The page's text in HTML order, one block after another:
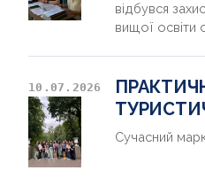
відбувся
вищої освіти
10.07.2026
Сучасний